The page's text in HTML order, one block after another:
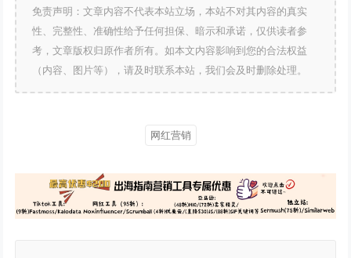
免责声明：文章内容不代表本站立场，本站不对其内容的真实
性、完整性、准确性给予任何担保、暗示和承诺，仅供读者参
考，文章版权归原作者所有。如本文内容影响到您的合法权益
（内容、图片等），请及时联系本站，我们会及时删除处理。
网红营销